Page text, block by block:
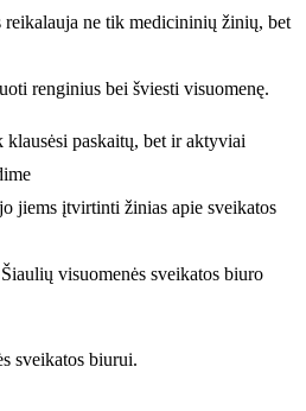
reikalauja ne tik medicininių žinių, bet
renginius bei šviesti visuomenę.
paskaitų, bet ir aktyviai
jiems įtvirtinti žinias apie sveikatos
visuomenės sveikatos biuro
sveikatos biurui.